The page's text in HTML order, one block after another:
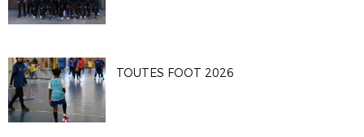
TOUTES FOOT 2026